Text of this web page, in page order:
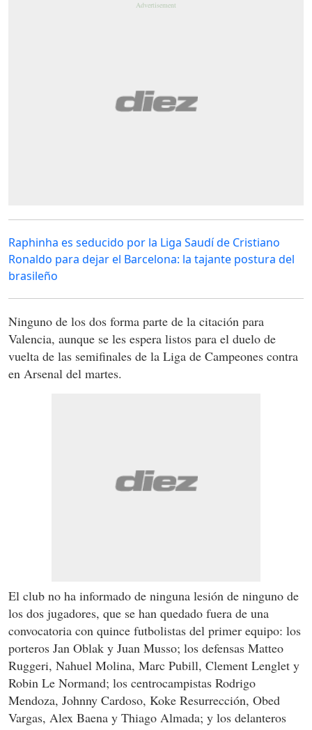
Raphinha es seducido por la Liga Saudí de Cristiano
Ronaldo para dejar el Barcelona: la tajante postura del
brasileño
Ninguno de los dos forma parte de la citación para
Valencia, aunque se les espera listos para el duelo de
vuelta de las semifinales de la Liga de Campeones contra
en Arsenal del martes.
El club no ha informado de ninguna lesión de ninguno de
los dos jugadores, que se han quedado fuera de una
convocatoria con quince futbolistas del primer equipo: los
porteros Jan Oblak y Juan Musso; los defensas Matteo
Ruggeri, Nahuel Molina, Marc Pubill, Clement Lenglet y
Robin Le Normand; los centrocampistas Rodrigo
Mendoza, Johnny Cardoso, Koke Resurrección, Obed
Vargas, Alex Baena y Thiago Almada; y los delanteros